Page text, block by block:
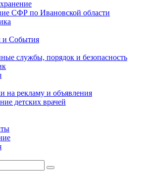
СФР по Ивановской области
События
службы, порядок и безопасность
на рекламу и объявления
детских врачей
Поиск